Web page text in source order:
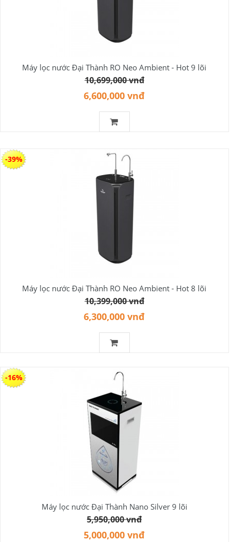
Máy lọc nước Đại Thành RO Neo Ambient - Hot 9 lõi
10,699,000 vnđ
6,600,000 vnđ
Máy lọc nước Đại Thành RO Neo Ambient - Hot 8 lõi
10,399,000 vnđ
6,300,000 vnđ
-39%
Máy lọc nước Đại Thành Nano Silver 9 lõi
5,950,000 vnđ
5,000,000 vnđ
-16%